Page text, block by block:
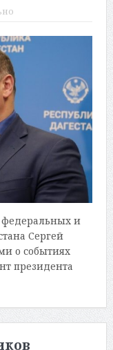
федеральных и
Сергей
о событиях
президента